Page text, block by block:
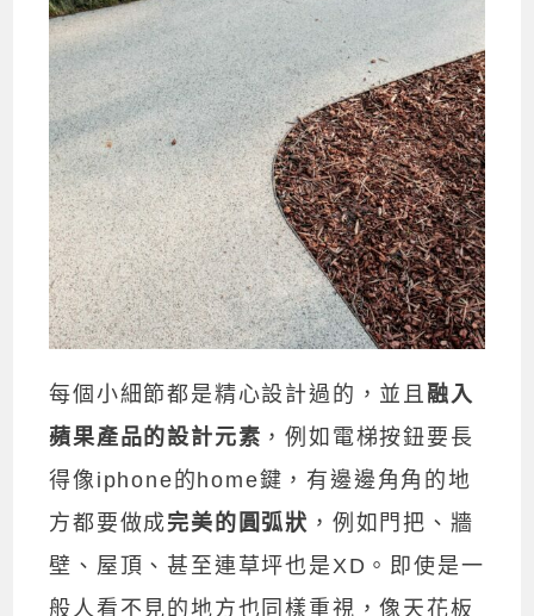
每個小細節都是精心設計過的，並且 融入
蘋果產品的設計元素 ，例如電梯按鈕要長
得像iphone的home鍵，有邊邊角角的地
方都要做成完美的圓弧狀 ，例如門把、牆
壁、屋頂、甚至連草坪也是XD。即使是一
般人看不見的地方也同樣重視，像天花板